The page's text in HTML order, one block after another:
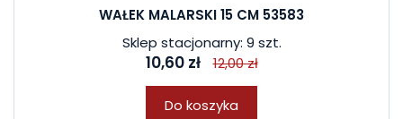
WAŁEK MALARSKI 15 CM 53583
Sklep stacjonarny: 9 szt.
10,60 zł 12,00 zł
Do koszyka